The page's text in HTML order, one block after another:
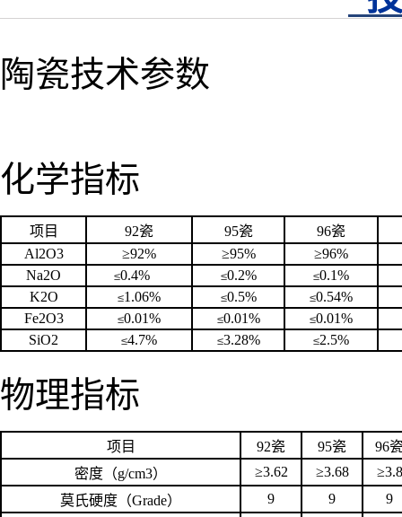
陶瓷技术参数
化学指标
项目 92瓷 95瓷 96瓷
Al2O3
≥92% ≥95% ≥96%
Na2O
≤0.4% ≤0.2% ≤0.1%
K2O
≤1.06% ≤0.5% ≤0.54%
Fe2O3
≤0.01% ≤0.01% ≤0.01%
SiO2
≤4.7% ≤3.28% ≤2.5%
物理指标
项目 92瓷 95瓷
96
密度（g/cm3） ≥3.62 ≥3.68 ≥3.8
莫氏硬度（Grade） 9 9
9